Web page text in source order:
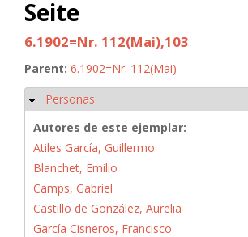
Seite
6.1902=Nr. 112(Mai),103
Parent: 6.1902=Nr. 112(Mai)
Ocultar
Personas
Autores de este ejemplar:
Atiles García, Guillermo
Blanchet, Emilio
Camps, Gabriel
Castillo de González, Aurelia
García Cisneros, Francisco